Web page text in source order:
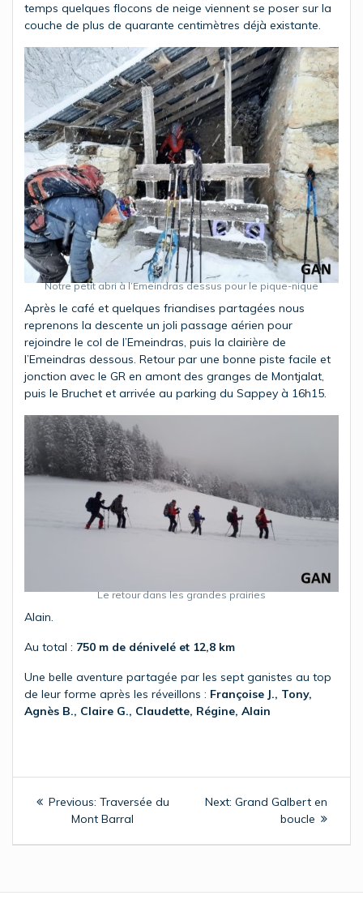
temps quelques flocons de neige viennent se poser sur la
couche de plus de quarante centimètres déjà existante.
Notre petit abri à l’Emeindras dessus pour le pique-nique
Après le café et quelques friandises partagées nous
reprenons la descente un joli passage aérien pour
rejoindre le col de l’Emeindras, puis la clairière de
l’Emeindras dessous. Retour par une bonne piste facile et
jonction avec le GR en amont des granges de Montjalat,
puis le Bruchet et arrivée au parking du Sappey à 16h15.
Le retour dans les grandes prairies
Alain.
Au total : 750 m de dénivelé et 12,8 km
Une belle aventure partagée par les sept ganistes au top
de leur forme après les réveillons : Françoise J., Tony,
Agnès B., Claire G., Claudette, Régine, Alain
Navigation
Previous: Previous
post:
Traversée du
Mont Barral
Next: Next
Grand Galbert en
boucle